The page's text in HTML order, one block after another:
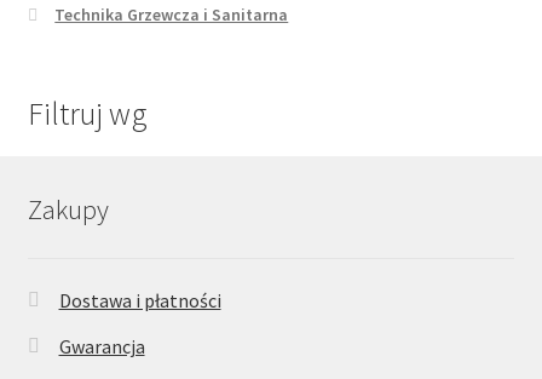
Technika Grzewcza i Sanitarna
Filtruj wg
Zakupy
Dostawa i płatności
Gwarancja